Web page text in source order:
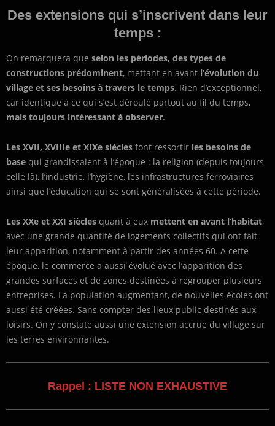
Des extensions qui s’inscrivent dans leur
temps :
On remarquera que selon les périodes, des types de
constructions prédominent, mettant en avant l’évolution du
village et ses besoins à travers le temps. Rien d’exceptionnel,
car identique à ce qui s’est déroulé partout au fil du temps,
mais toujours intéressant à observer.
Les XVII, XVIIIe et XIXe siècles font ressortir les besoins de
base qui grandissaient à l’époque : la religion (depuis toujours
celle là), l’industrie, l’hygiène, les infrastructures ferroviaires
ainsi que l’éducation qui se sont généralisées à cette période.
Les XXe et XXI siècles quant à eux mettent en avant l’habitat,
avec une grande quantité de logements collectifs qui ont fait
leur apparition, notamment à partir des années 60. A cette
époque, le commerce a aussi évolué avec l’apparition des
grandes surfaces et de zones destinées à regrouper plusieurs
entreprises. La population augmentant, de nouvelles écoles ont
aussi été créées. Sans compter des lieux public destinés aux
loisirs. On y constate aussi une extension accrue du village sur
les terres environnantes.
Rappel : LISTE NON EXHAUSTIVE